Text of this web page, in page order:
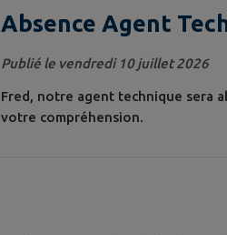
Absence Agent
Publié le vendredi 10 juillet 2026
Fred, notre agent technique sera
votre compréhension.